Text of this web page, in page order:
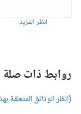
انظر المزيد
روابط ذات صلة
(انظر الوثائق المتعلقة